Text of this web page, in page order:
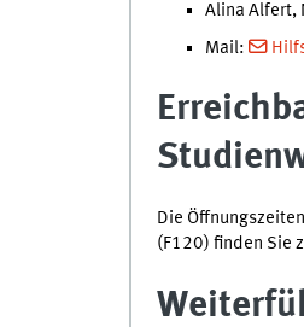
Alina Alfert,
Mail:
Die
(F120) finden Sie